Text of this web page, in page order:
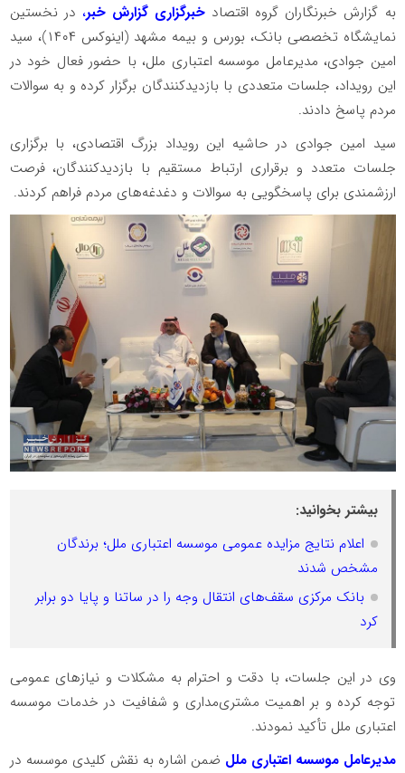
به گزارش خبرنگاران گروه اقتصادخبرگزاری گزارش خبر، در نخستین
نمایشگاه تخصصی بانک، بورس و بیمه مشهد (اینوکس ۱۴۰۴)، سید
امین جوادی، مدیرعامل موسسه اعتباری ملل، با حضور فعال خود در
این رویداد، جلسات متعددی با بازدیدکنندگان برگزار کرده و به سوالات
مردم پاسخ دادند.
سید امین جوادی در حاشیه این رویداد بزرگ اقتصادی، با برگزاری
جلسات متعدد و برقراری ارتباط مستقیم با بازدیدکنندگان، فرصت
ارزشمندی برای پاسخگویی به سوالات و دغدغه‌های مردم فراهم کردند.
بیشتر بخوانید:
اعلام نتایج مزایده عمومی موسسه اعتباری ملل؛ برندگان
مشخص شدند
بانک مرکزی سقف‌های انتقال وجه را در ساتنا و پایا دو برابر
کرد
وی در این جلسات، با دقت و احترام به مشکلات و نیازهای عمومی
توجه کرده و بر اهمیت مشتری‌مداری و شفافیت در خدمات موسسه
اعتباری ملل تأکید نمودند.
مدیرعامل موسسه اعتباری ملل ضمن اشاره به نقش کلیدی موسسه در